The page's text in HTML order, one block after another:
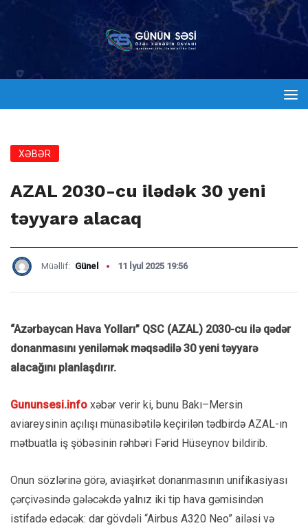
XƏBƏR
AZAL 2030-cu ilədək 30 yeni
təyyarə alacaq
Müəllif: Günel 11 İyul 2025 19:56
“Azərbaycan Hava Yolları” QSC (AZAL) 2030-cu ilə qədər
donanmasını yeniləmək məqsədilə 30 yeni təyyarə
alacağını planlaşdırır.
Gununsesi.info xəbər verir ki, bunu Bakı–Mersin
aviareysinin açılışı münasibətilə keçirilən tədbirdə AZAL-ın
mətbuatla iş şöbəsinin rəhbəri Fərid Hüseynov bildirib.
Onun sözlərinə görə, aviaşirkət donanmasının unifikasiyası
çərçivəsində gələcəkdə yalnız iki tip hava gəmisindən
istifadə edəcək: dar gövdəli “Airbus A320 Neo” ailəsi və